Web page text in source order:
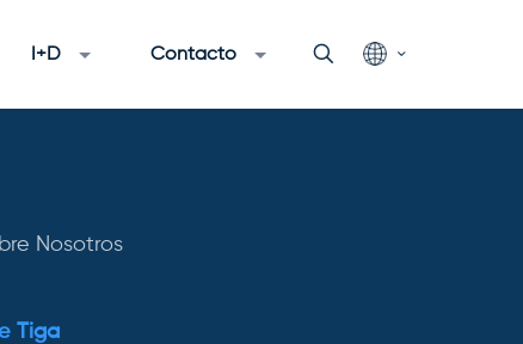
I+D Contacto
Nosotros
Tiga